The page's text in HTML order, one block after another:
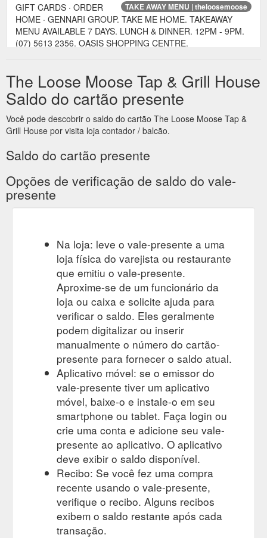
TAKE AWAY MENU | theloosemoose
GIFT CARDS · ORDER
HOME · GENNARI GROUP. TAKE ME HOME. TAKEAWAY
MENU AVAILABLE 7 DAYS. LUNCH & DINNER. 12PM - 9PM.
(07) 5613 2356. OASIS SHOPPING CENTRE.
The Loose Moose Tap & Grill House
Saldo do cartão presente
Você pode descobrir o saldo do cartão The Loose Moose Tap &
Grill House por visita loja contador / balcão.
Saldo do cartão presente
Opções de verificação de saldo do vale-
presente
Na loja: leve o vale-presente a uma
loja física do varejista ou restaurante
que emitiu o vale-presente.
Aproxime-se de um funcionário da
loja ou caixa e solicite ajuda para
verificar o saldo. Eles geralmente
podem digitalizar ou inserir
manualmente o número do cartão-
presente para fornecer o saldo atual.
Aplicativo móvel: se o emissor do
vale-presente tiver um aplicativo
móvel, baixe-o e instale-o em seu
smartphone ou tablet. Faça login ou
crie uma conta e adicione seu vale-
presente ao aplicativo. O aplicativo
deve exibir o saldo disponível.
Recibo: Se você fez uma compra
recente usando o vale-presente,
verifique o recibo. Alguns recibos
exibem o saldo restante após cada
transação.